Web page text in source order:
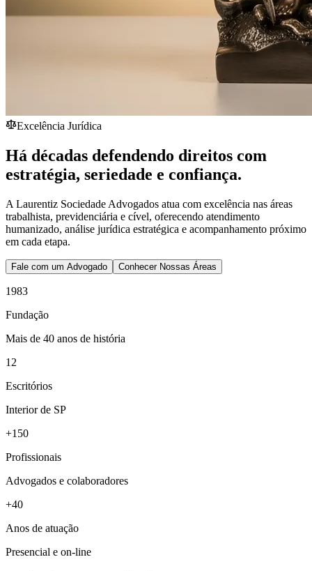
Excelência Jurídica
Há décadas defendendo direitos com
estratégia, seriedade e confiança.
A Laurentiz Sociedade Advogados atua com excelência nas áreas
trabalhista, previdenciária e cível, oferecendo atendimento
humanizado, análise jurídica estratégica e acompanhamento próximo
em cada etapa.
Fale com um Advogado Conhecer Nossas Áreas
1983
Fundação
Mais de 40 anos de história
12
Escritórios
Interior de SP
+150
Profissionais
Advogados e colaboradores
+40
Anos de atuação
Presencial e on-line